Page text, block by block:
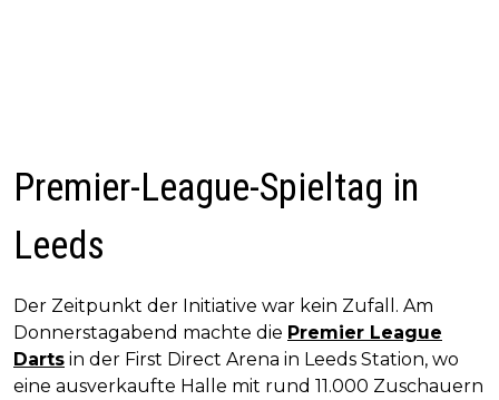
Premier-League-Spieltag in
Leeds
Der Zeitpunkt der Initiative war kein Zufall. Am
Donnerstagabend machte die Premier League
Darts in der First Direct Arena in Leeds Station, wo
eine ausverkaufte Halle mit rund 11.000 Zuschauern